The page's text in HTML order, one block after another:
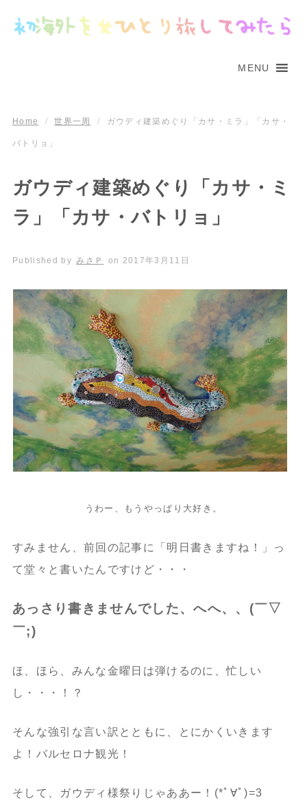
MENU
Home / 世界一周 / ガウディ建築めぐり「カサ・ミラ」「カサ・
バトリョ」
ガウディ建築めぐり「カサ・ミ
ラ」「カサ・バトリョ」
Published by みさＰ on 2017年3月11日
うわー、もうやっぱり大好き。
すみません、前回の記事に「明日書きますね！」っ
て堂々と書いたんですけど・・・
あっさり書きませんでした、へへ、、(￣▽
￣;)
ほ、ほら、みんな金曜日は弾けるのに、忙しい
し・・・！？
そんな強引な言い訳とともに、とにかくいきます
よ！バルセロナ観光！
そして、ガウディ様祭りじゃああー！(*ﾟ∀ﾟ)=3